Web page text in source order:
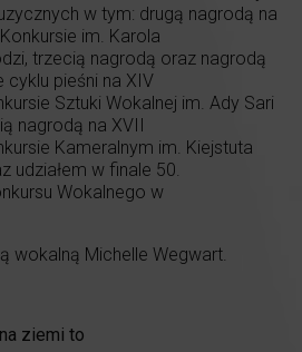
w tym: drugą nagrodą na
im. Karola
trzecią nagrodą oraz nagrodą
cyklu pieśni na XIV
Sztuki Wokalnej im. Ady Sari
nagrodą na XVII
Kameralnym im. Kiejstuta
udziałem w finale 50.
Wokalnego w
wokalną Michelle Wegwart.
ziemi to